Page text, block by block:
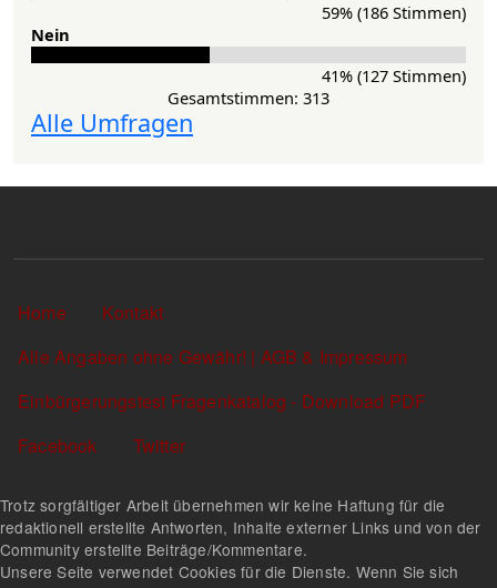
59% (186 Stimmen)
Nein
41% (127 Stimmen)
Gesamtstimmen: 313
Alle Umfragen
Sekundärlinks
Home
Kontakt
Alle Angaben ohne Gewähr! | AGB & Impressum
Einbürgerungstest Fragenkatalog - Download PDF
Facebook
Twitter
Trotz sorgfältiger Arbeit übernehmen wir keine Haftung für die
redaktionell erstellte Antworten, Inhalte externer Links und von der
Community erstellte Beiträge/Kommentare.
Unsere Seite verwendet Cookies für die Dienste. Wenn Sie sich